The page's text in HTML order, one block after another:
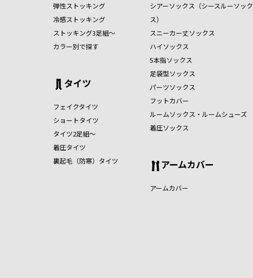
弾性ストッキング
冷感ストッキング
ストッキング3足組～
カラー別で探す
タイツ
フェイクタイツ
ショートタイツ
タイツ2足組～
着圧タイツ
裏起毛（防寒）タイツ
シアーソックス（シースルーソック
ス）
スニーカー丈ソックス
ハイソックス
5本指ソックス
足袋型ソックス
パーツソックス
フットカバー
ルームソックス・ルームシューズ
着圧ソックス
アームカバー
アームカバー